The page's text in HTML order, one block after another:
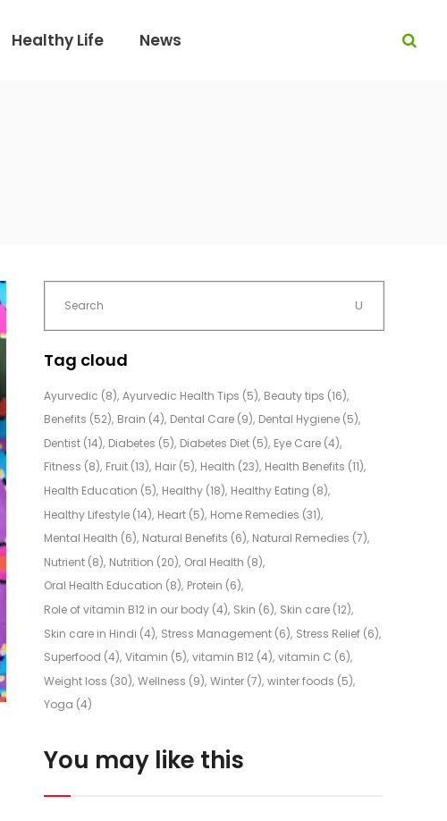
Healthy Life News
Tag cloud
Ayurvedic (8) Ayurvedic Health Tips (5) Beauty tips (16)
Benefits (52) Brain (4) Dental Care(9) Dental Hygiene(5)
Dentist(14) Diabetes (5) Diabetes Diet(5) Eye Care(4)
Fitness (8) Fruit(13) Hair(5) Health (23) Health Benefits (11)
Health Education (5) Healthy(18) Healthy Eating (8)
Healthy Lifestyle(14) Heart(5) Home Remedies (31)
Mental Health (6) Natural Benefits (6) Natural Remedies (7)
Nutrient(8) Nutrition (20) Oral Health (8)
Oral Health Education (8) Protein (6)
Role of vitamin B12 in our body(4) Skin (6) Skin care(12)
Skin care in Hindi (4) Stress Management(6) Stress Relief(6)
Superfood (4) Vitamin (5) vitamin B12(4) vitamin C (6)
Weight loss (30) Wellness (9) Winter(7) winter foods (5)
Yoga (4)
You may like this